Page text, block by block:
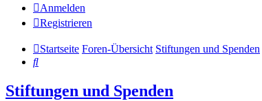
Anmelden
Registrieren
Startseite Foren-Übersicht Stiftungen und Spenden
Suche
Stiftungen und Spenden